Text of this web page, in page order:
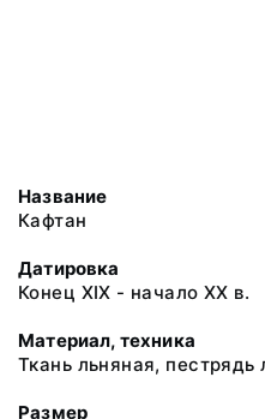
Название
Кафтан
Датировка
Конец ХIХ - начало ХХ в.
Материал, техника
Ткань льняная, пестрядь
Размер